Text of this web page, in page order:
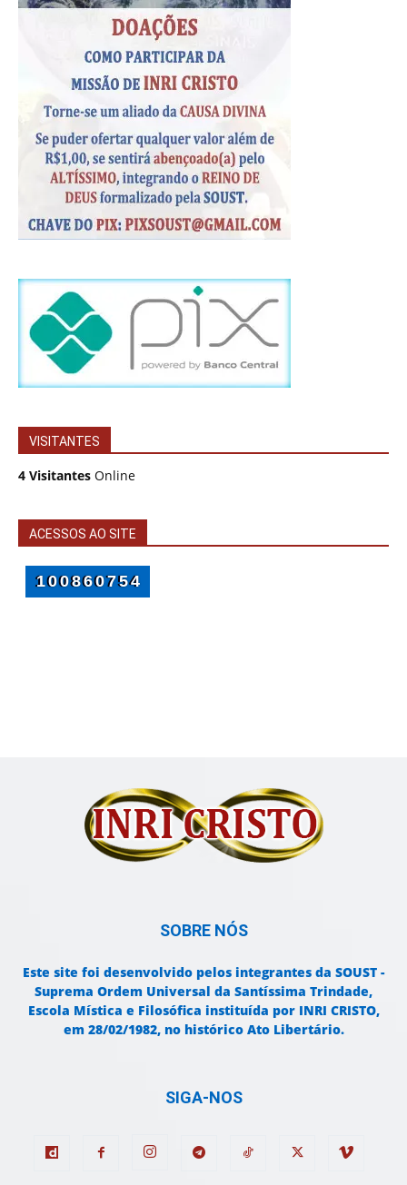
VISITANTES
4 Visitantes Online
ACESSOS AO SITE
SOBRE NÓS
Este site foi desenvolvido pelos integrantes da SOUST -
Suprema Ordem Universal da Santíssima Trindade,
Escola Mística e Filosófica instituída por INRI CRISTO,
em 28/02/1982, no histórico Ato Libertário.
SIGA-NOS